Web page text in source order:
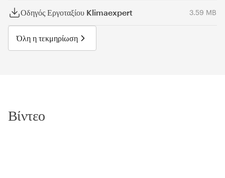
Οδηγός Εργοταξίου Klimaexpert 3.59 MB
Όλη η τεκμηρίωση
Βίντεο